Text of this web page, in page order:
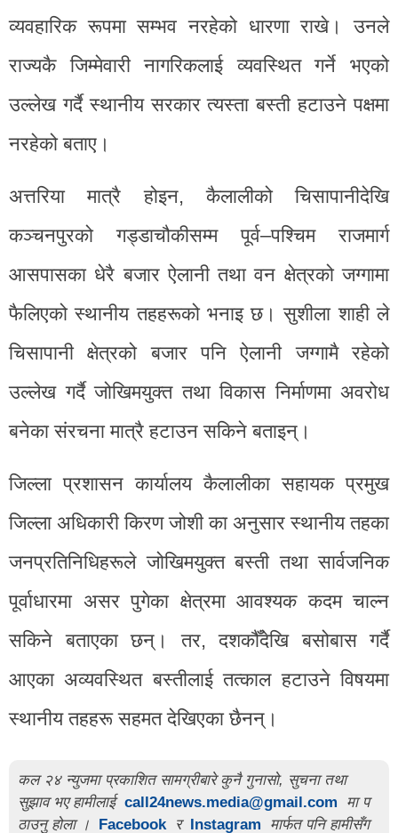
व्यवहारिक रूपमा सम्भव नरहेको धारणा राखे। उनले
राज्यकै जिम्मेवारी नागरिकलाई व्यवस्थित गर्ने भएको
उल्लेख गर्दै स्थानीय सरकार त्यस्ता बस्ती हटाउने पक्षमा
नरहेको बताए।
अत्तरिया मात्रै होइन, कैलालीको चिसापानीदेखि
कञ्चनपुरको गड्डाचौकीसम्म पूर्व–पश्चिम राजमार्ग
आसपासका धेरै बजार ऐलानी तथा वन क्षेत्रको जग्गामा
फैलिएको स्थानीय तहहरूको भनाइ छ। सुशीला शाही ले
चिसापानी क्षेत्रको बजार पनि ऐलानी जग्गामै रहेको
उल्लेख गर्दै जोखिमयुक्त तथा विकास निर्माणमा अवरोध
बनेका संरचना मात्रै हटाउन सकिने बताइन्।
जिल्ला प्रशासन कार्यालय कैलालीका सहायक प्रमुख
जिल्ला अधिकारी किरण जोशी का अनुसार स्थानीय तहका
जनप्रतिनिधिहरूले जोखिमयुक्त बस्ती तथा सार्वजनिक
पूर्वाधारमा असर पुगेका क्षेत्रमा आवश्यक कदम चाल्न
सकिने बताएका छन्। तर, दशकौँदेखि बसोबास गर्दै
आएका अव्यवस्थित बस्तीलाई तत्काल हटाउने विषयमा
स्थानीय तहहरू सहमत देखिएका छैनन्।
कल २४ न्युजमा प्रकाशित सामग्रीबारे कुनै गुनासो, सुचना तथा
सुझाव भए हामीलाई call24news.media@gmail.com
मा प
ठाउनु होला ।
Facebook र Instagram मार्फत पनि हामीसँग